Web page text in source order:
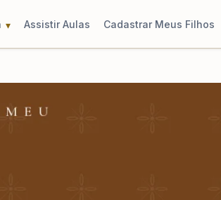
Assistir Aulas Cadastrar Meus Filhos